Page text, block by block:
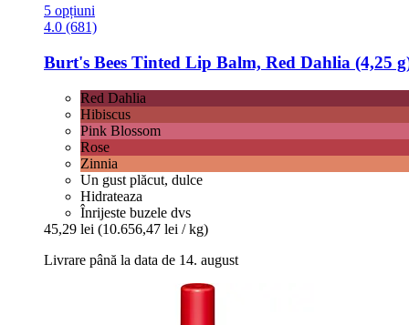
5 opțiuni
4.0 (681)
Burt's Bees Tinted Lip Balm, Red Dahlia (4,25
Red Dahlia
Hibiscus
Pink Blossom
Rose
Zinnia
Un gust plăcut, dulce
Hidrateaza
Înrijeste buzele dvs
45,29 lei (10.656,47 lei / kg)
Livrare până la data de 14. august